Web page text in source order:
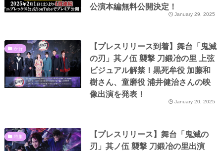
公演本編無料公開決定！
January 29, 2025
か行
【プレスリリース到着】舞台「鬼滅
の刃」其ノ伍 襲撃 刀鍛冶の里 上弦
ビジュアル解禁！黒死牟役 加藤和
樹さん、童磨役 浦井健治さんの映
像出演を発表！
January 20, 2025
特集
【プレスリリース】舞台「鬼滅の
刃」其ノ伍 襲撃 刀鍛冶の里出演